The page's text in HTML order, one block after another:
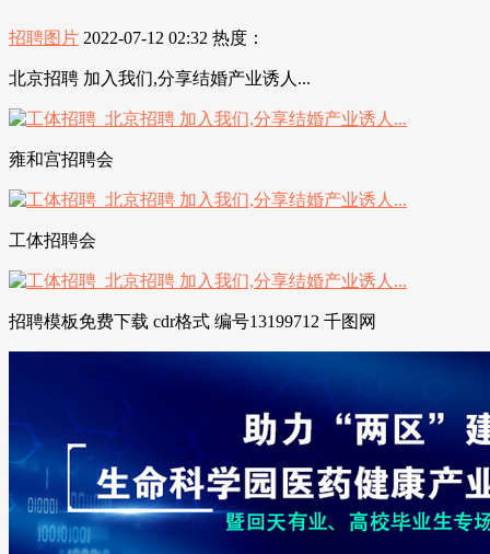
招聘图片 2022-07-12 02:32 热度：
北京招聘 加入我们,分享结婚产业诱人...
雍和宫招聘会
工体招聘会
招聘模板免费下载 cdr格式 编号13199712 千图网